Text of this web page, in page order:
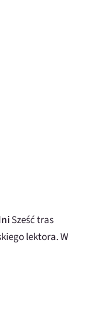
Sześć tras
lektora. W